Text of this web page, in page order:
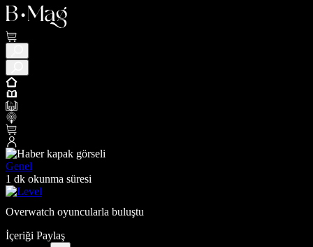
Genel
1 dk okunma süresi
Overwatch oyuncularla buluştu
İçeriği Paylaş